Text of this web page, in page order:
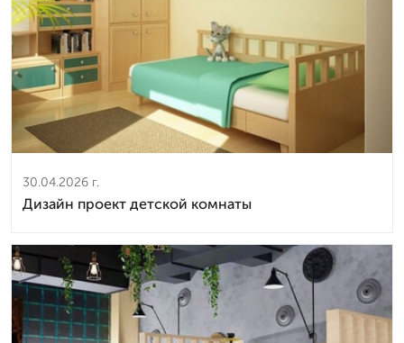
30.04.2026 г.
Дизайн проект детской комнаты